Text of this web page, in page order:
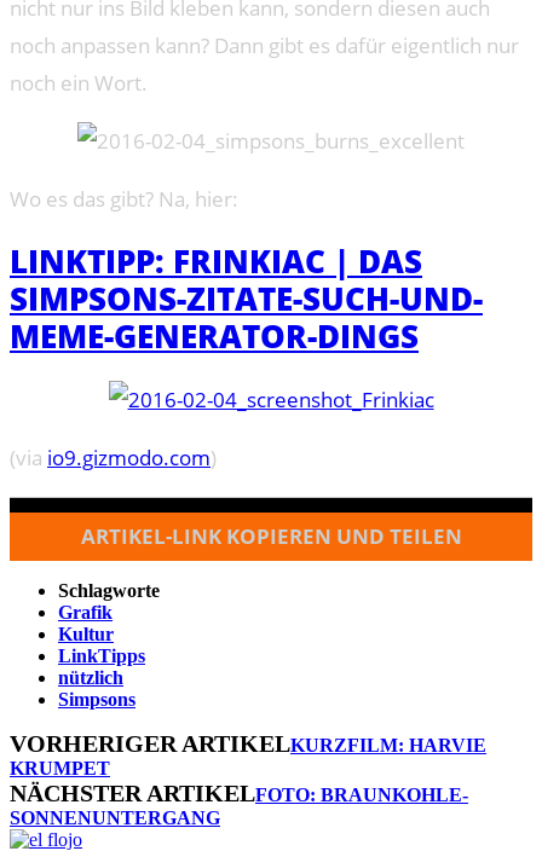
nicht nur ins Bild kleben kann, sondern diesen auch
noch anpassen kann? Dann gibt es dafür eigentlich nur
noch ein Wort.
Wo es das gibt? Na, hier:
LINKTIPP: FRINKIAC | DAS
SIMPSONS-ZITATE-SUCH-UND-
MEME-GENERATOR-DINGS
(via io9.gizmodo.com)
ARTIKEL-LINK KOPIEREN UND TEILEN
Schlagworte
Grafik
Kultur
LinkTipps
nützlich
Simpsons
VORHERIGER ARTIKELKURZFILM: HARVIE
KRUMPET
NÄCHSTER ARTIKELFOTO: BRAUNKOHLE-
SONNENUNTERGANG